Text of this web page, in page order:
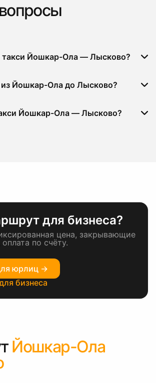
такси Йошкар-Ола — Лысково?
из Йошкар-Ола до Лысково?
Йошкар-Ола — Лысково?
для бизнеса?
цена, закрывающие
по счёту.
юрлиц →
бизнеса
Йошкар-Ола